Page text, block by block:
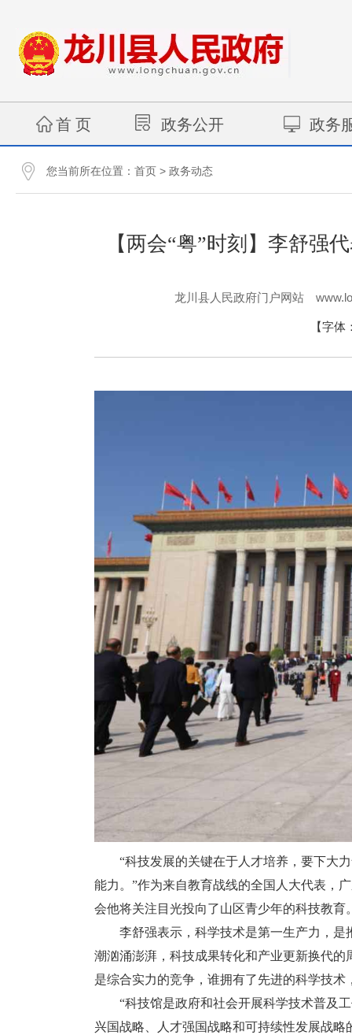
首 页 政务公开 政务
您当前所在位置： 首页 > 政务动态
【两会“粤”时刻】李舒强
龙川县人民政府门户网站
【字体
“科技发展的关键在于人才培养，要下大力
能力。”作为来自教育战线的全国人大代表，
会他将关注目光投向了山区青少年的科技教育
李舒强表示，科学技术是第一生产力，是
潮汹涌澎湃，科技成果转化和产业更新换代
是综合实力的竞争，谁拥有了先进的科学技
“科技馆是政府和社会开展科学技术普及工
兴国战略、人才强国战略和可持续性发展战